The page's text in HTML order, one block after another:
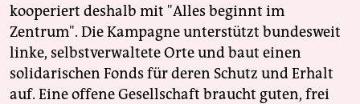
kooperiert deshalb mit "Alles beginnt im
Zentrum". Die Kampagne unterstützt bundesweit
linke, selbstverwaltete Orte und baut einen
solidarischen Fonds für deren Schutz und Erhalt
auf. Eine offene Gesellschaft braucht guten, frei